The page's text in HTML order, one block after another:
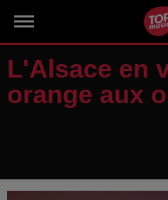
L'Alsace en
orange aux